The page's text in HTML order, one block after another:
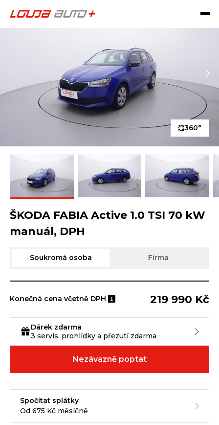
360°
ŠKODA FABIA Active 1.0 TSI 70 kW
manuál, DPH
Soukromá osoba Firma
Konečná cena včetně DPH 219 990 Kč
Dárek zdarma
3 servis. prohlídky a přezutí zdarma
Nezávazně poptat
Spočítat splátky
Od 675 Kč měsíčně